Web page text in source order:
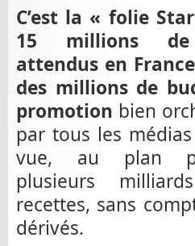
C’est la « folie
15 millions de
attendus en
des millions de
promotion bien
par tous les
vue, au plan
plusieurs
recettes, sans
dérivés.